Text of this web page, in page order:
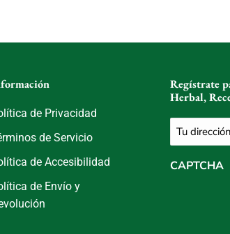
de Privacidad
de Servicio
de Accesibilidad
de Envío y
Regístrate
Herbal,
Correo
electrónico
(Obligatorio)
CAPTCHA